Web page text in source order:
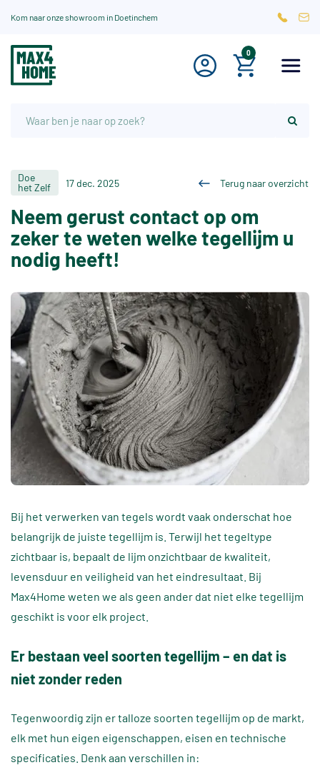
Kom naar onze showroom in Doetinchem
0
Doe
het Zelf
17 dec. 2025 Terug naar overzicht
Neem gerust contact op om
zeker te weten welke tegellijm u
nodig heeft!
Bij het verwerken van tegels wordt vaak onderschat hoe
belangrijk de juiste tegellijm is. Terwijl het tegeltype
zichtbaar is, bepaalt de lijm onzichtbaar de kwaliteit,
levensduur en veiligheid van het eindresultaat. Bij
Max4Home weten we als geen ander dat niet elke tegellijm
geschikt is voor elk project.
Er bestaan veel soorten tegellijm – en dat is
niet zonder reden
Tegenwoordig zijn er talloze soorten tegellijm op de markt,
elk met hun eigen eigenschappen, eisen en technische
specificaties. Denk aan verschillen in: